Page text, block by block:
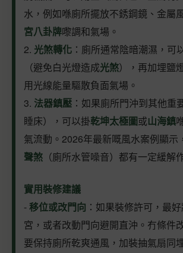
水，例如喺廁所擺放不銹鋼鏡、金屬
宮八卦牌嚟調和氣場。
2. 光煞轉化 ：廁所通常陰暗潮濕，可
（避免白光燈造成光煞），再加埋鹽
用光線能量驅散負面氣場。
3. 法器鎮壓 ：如果廁所門沖到其他重
睡床），可以掛乾坤太極圖或山海鎮
氣流動。2026年最新嘅風水案例顯示
聲煞 （廁所水管噪音）都有一定緩解
實用裝修建議
- 移位或改門向 ：如果裝修許可，最
宮，或者改動門向避開直沖。冇條件
要保持廁所乾爽通風，加裝抽氣扇同